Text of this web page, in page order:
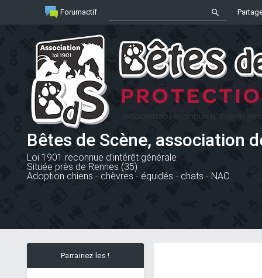
Forumactif
Bêtes de Scène, association
Loi 1901 reconnue d'intérêt générale
Située près de Rennes (35)
Adoption chiens - chèvres - équidés - chats - NAC
Parrainez les !